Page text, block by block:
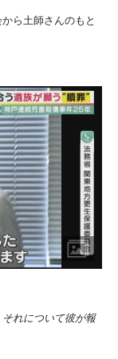
ら土師さんのもと
れについて彼が報